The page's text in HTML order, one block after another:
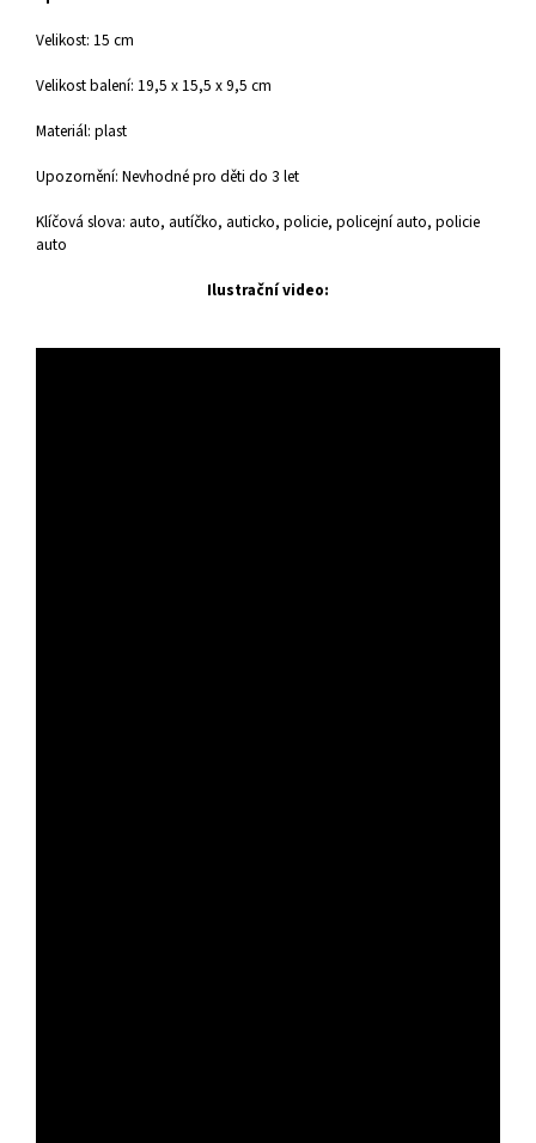
Velikost: 15 cm
Velikost balení: 19,5 x 15,5 x 9,5 cm
Materiál: plast
Upozornění: Nevhodné pro děti do 3 let
Klíčová slova: auto, autíčko, auticko, policie, policejní auto, policie
auto
Ilustrační video: